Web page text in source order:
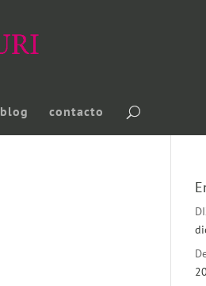
blog contacto